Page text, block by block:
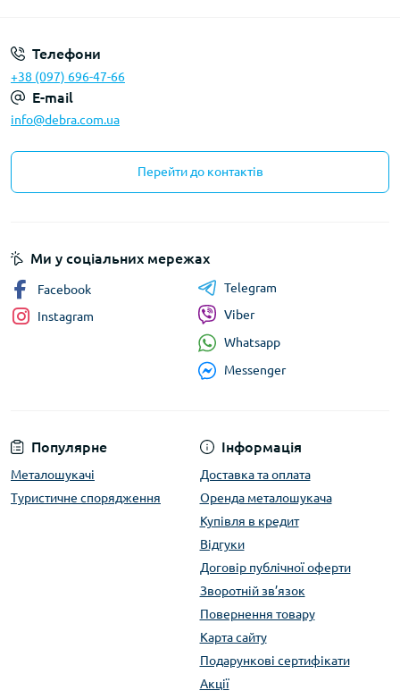
Телефони
+38 (097) 696-47-66
E-mail
info@debra.com.ua
Перейти до контактів
Популярне
Металошукачі
Туристичне спорядження
Інформація
Доставка та оплата
Оренда металошукача
Купівля в кредит
Відгуки
Договір публічної оферти
Зворотній зв’язок
Повернення товару
Карта сайту
Подарункові сертифікати
Акції
Ми у соціальних мережах
Facebook
Instagram
Telegram
Viber
Whatsapp
Messenger